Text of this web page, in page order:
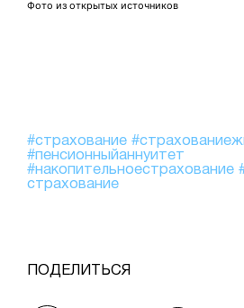
Фото из открытых источников
#страхование
#пенсионныйаннуитет
#накопительноестрахование
страхование
ПОДЕЛИТЬСЯ